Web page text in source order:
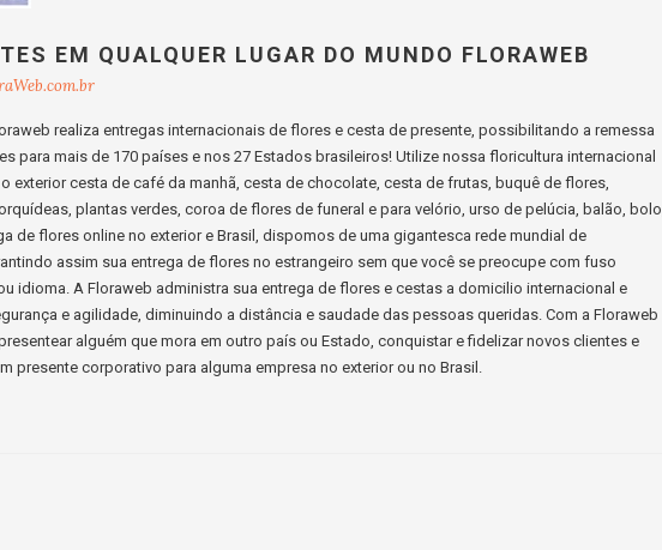
EM QUALQUER LUGAR DO MUNDO FLORAWEB
realiza entregas internacionais de flores e cesta de presente, possibilitando a remessa
para mais de 170 países e nos 27 Estados brasileiros! Utilize nossa floricultura internacional
exterior cesta de café da manhã, cesta de chocolate, cesta de frutas, buquê de flores,
plantas verdes, coroa de flores de funeral e para velório, urso de pelúcia, balão, bolo,
de flores online no exterior e Brasil, dispomos de uma gigantesca rede mundial de
assim sua entrega de flores no estrangeiro sem que você se preocupe com fuso
idioma. A Floraweb administra sua entrega de flores e cestas a domicilio internacional e
e agilidade, diminuindo a distância e saudade das pessoas queridas. Com a Floraweb
alguém que mora em outro país ou Estado, conquistar e fidelizar novos clientes e
presente corporativo para alguma empresa no exterior ou no Brasil.